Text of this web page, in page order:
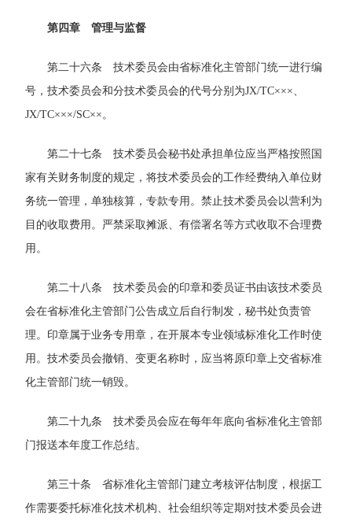
第四章 管理与监督
第二十六条 技术委员会由省标准化主管部门统一进行编
号，技术委员会和分技术委员会的代号分别为JX/TC×××、
JX/TC×××/SC××。
第二十七条 技术委员会秘书处承担单位应当严格按照国
家有关财务制度的规定，将技术委员会的工作经费纳入单位财
务统一管理，单独核算，专款专用。禁止技术委员会以营利为
目的收取费用。严禁采取摊派、有偿署名等方式收取不合理费
用。
第二十八条 技术委员会的印章和委员证书由该技术委员
会在省标准化主管部门公告成立后自行制发，秘书处负责管
理。印章属于业务专用章，在开展本专业领域标准化工作时使
用。技术委员会撤销、变更名称时，应当将原印章上交省标准
化主管部门统一销毁。
第二十九条 技术委员会应在每年年底向省标准化主管部
门报送本年度工作总结。
第三十条 省标准化主管部门建立考核评估制度，根据工
作需要委托标准化技术机构、社会组织等定期对技术委员会进